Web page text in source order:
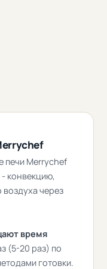
печи Merrychef
- конвекцию,
через
время
(5-20 раз) по
готовки.